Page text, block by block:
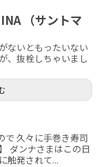
（サントマ
ないともったいない
、抜栓しちゃいまし
で 久々に手巻き寿司
ダンナさまはこの日
触発されて...